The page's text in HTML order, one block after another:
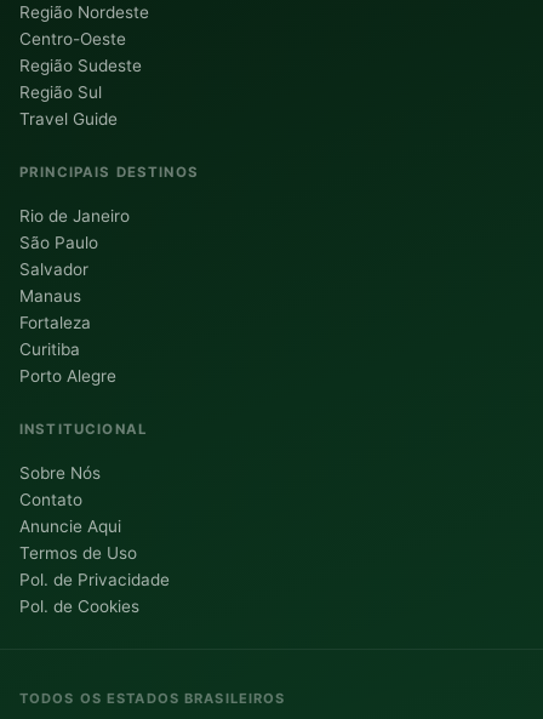
Região Nordeste
Centro-Oeste
Região Sudeste
Região Sul
Travel Guide
PRINCIPAIS DESTINOS
Rio de Janeiro
São Paulo
Salvador
Manaus
Fortaleza
Curitiba
Porto Alegre
INSTITUCIONAL
Sobre Nós
Contato
Anuncie Aqui
Termos de Uso
Pol. de Privacidade
Pol. de Cookies
TODOS OS ESTADOS BRASILEIROS